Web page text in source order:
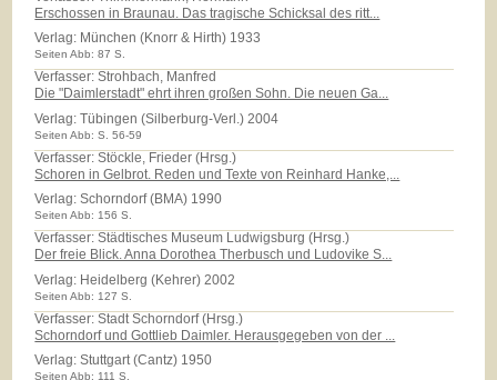
Erschossen in Braunau. Das tragische Schicksal des ritt...
Verlag: München (Knorr & Hirth) 1933
Seiten Abb: 87 S.
Verfasser: Strohbach, Manfred
Die "Daimlerstadt" ehrt ihren großen Sohn. Die neuen Ga...
Verlag:Tübingen (Silberburg-Verl.) 2004
Seiten Abb: S. 56-59
Verfasser: Stöckle, Frieder (Hrsg.)
Schoren in Gelbrot. Reden und Texte von Reinhard Hanke,...
Verlag:Schorndorf (BMA) 1990
Seiten Abb: 156 S.
Verfasser: Städtisches Museum Ludwigsburg (Hrsg.)
Der freie Blick. Anna Dorothea Therbusch und Ludovike S...
Verlag: Heidelberg (Kehrer) 2002
Seiten Abb: 127 S.
Verfasser: Stadt Schorndorf (Hrsg.)
Schorndorf und Gottlieb Daimler. Herausgegeben von der ...
Verlag:Stuttgart (Cantz) 1950
Seiten Abb: 111 S.